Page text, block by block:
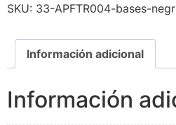
SKU: 33-APFTR004-bases-
Información adicional
Información